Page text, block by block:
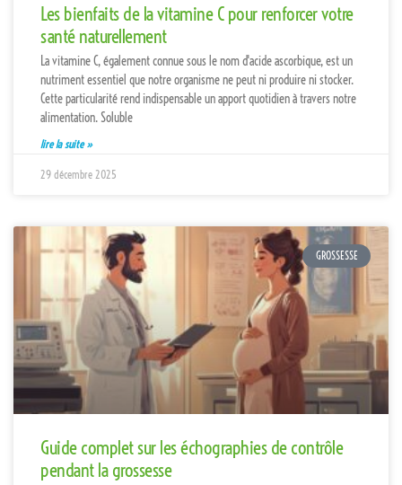
Les bienfaits de la vitamine C pour renforcer votre
santé naturellement
La vitamine C, également connue sous le nom d'acide ascorbique, est un
nutriment essentiel que notre organisme ne peut ni produire ni stocker.
Cette particularité rend indispensable un apport quotidien à travers notre
alimentation. Soluble
lire la suite »
29 décembre 2025
GROSSESSE
Guide complet sur les échographies de contrôle
pendant la grossesse